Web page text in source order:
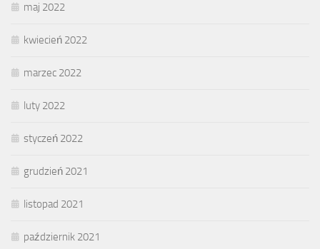
maj 2022
kwiecień 2022
marzec 2022
luty 2022
styczeń 2022
grudzień 2021
listopad 2021
październik 2021